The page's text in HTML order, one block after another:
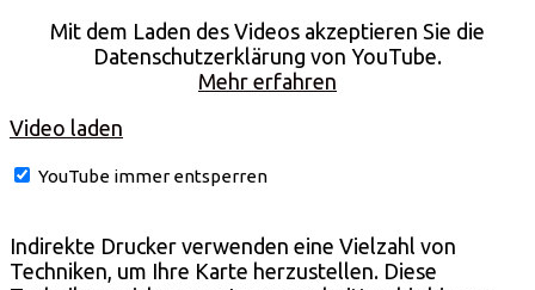
Mit dem Laden des Videos akzeptieren Sie die
Datenschutzerklärung von YouTube.
Mehr erfahren
Video laden
YouTube immer entsperren
Indirekte Drucker verwenden eine Vielzahl von
Techniken, um Ihre Karte herzustellen. Diese